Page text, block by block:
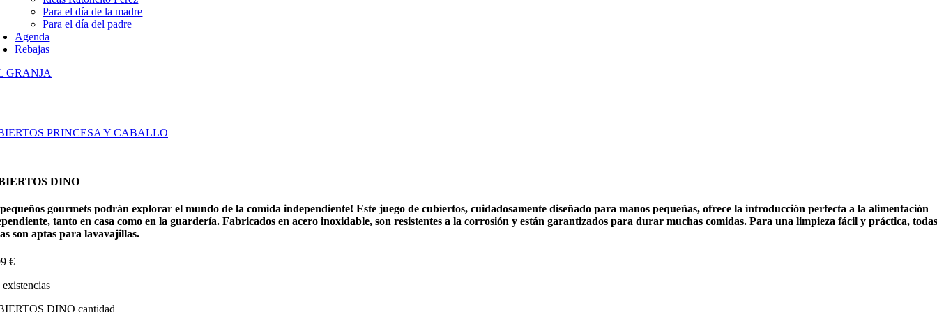
Para el día de la madre
Para el día del padre
Agenda
Rebajas
GRANJA
PRINCESA Y CABALLO
DINO
pequeños gourmets podrán explorar el mundo de la comida independiente! Este juego de cubiertos, cuidadosamente diseñado para manos pequeñas, ofrece la introducción perfecta a la alimentación
tanto en casa como en la guardería. Fabricados en acero inoxidable, son resistentes a la corrosión y están garantizados para durar muchas comidas. Para una limpieza fácil y práctica,
son aptas para lavavajillas.
€
DINO cantidad